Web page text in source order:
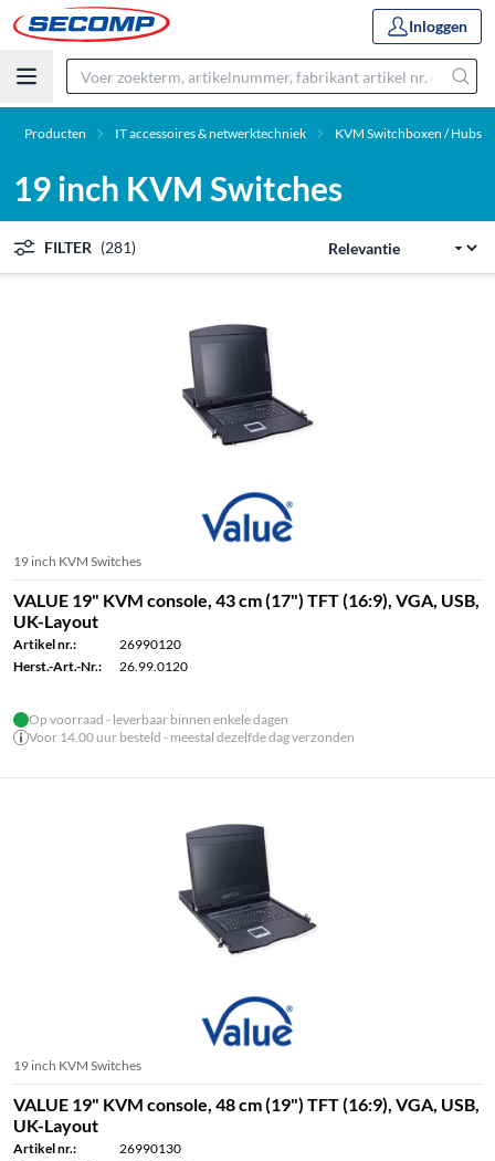
Inloggen
Producten IT accessoires & netwerktechniek KVM Switchboxen / Hubs
19 inch KVM Switches
FILTER (281)
19 inch KVM Switches
VALUE 19" KVM console, 43 cm (17") TFT (16:9), VGA, USB,
UK-Layout
Artikel nr.:
26990120
Herst.-Art.-Nr.:
26.99.0120
Op voorraad - leverbaar binnen enkele dagen
Voor 14.00 uur besteld - meestal dezelfde dag verzonden
19 inch KVM Switches
VALUE 19" KVM console, 48 cm (19") TFT (16:9), VGA, USB,
UK-Layout
Artikel nr.:
26990130